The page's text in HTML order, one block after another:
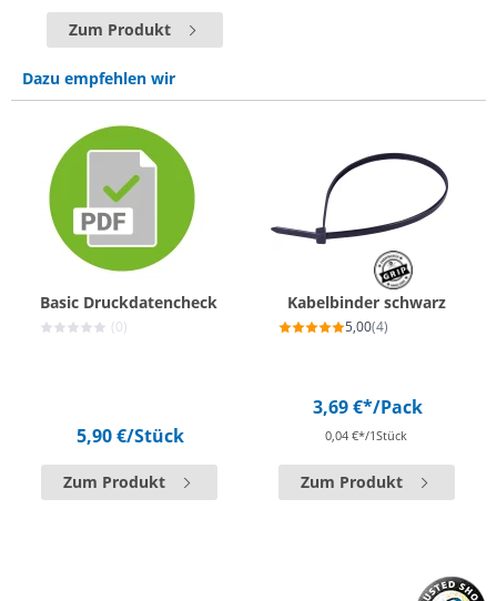
Zum Produkt
Dazu empfehlen wir
Basic Druckdatencheck
(0)
5,90 €/Stück
Zum Produkt
Kabelbinder schwarz
5,00(4)
3,69 €*/Pack
0,04 €*/1Stück
Zum Produkt